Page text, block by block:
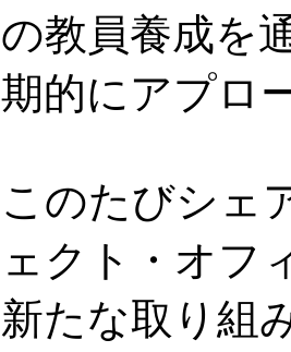
の教員養成を
期的にアプロ
このたびシェ
ェクト・オフ
新たな取り組